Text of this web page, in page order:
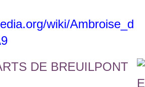
wiki/Ambroise_d